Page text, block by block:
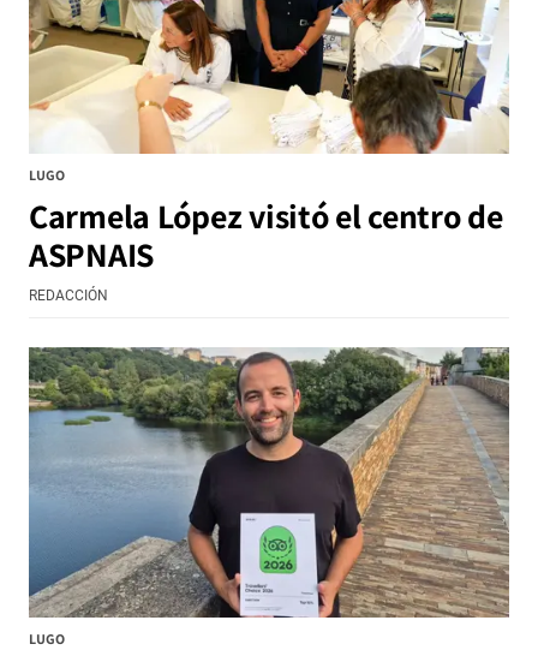
LUGO
Carmela López visitó el centro de
ASPNAIS
REDACCIÓN
LUGO